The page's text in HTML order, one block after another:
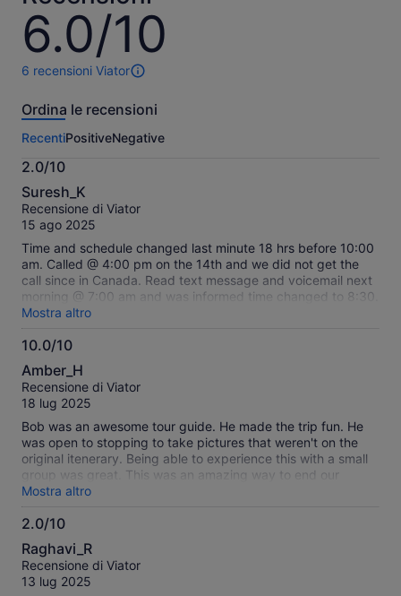
6.0/10
6.0
su
10
6 recensioni Viator
6
di
attività.
Maggiori
informazioni
sulle
nostre
recensioni
Ordina le recensioni
RecentiPositiveNegative
2.0/10
2.0
su
10
Suresh_K
Recensione di Viator
15 ago 2025
Time and schedule changed last minute 18 hrs before 10:00
am. Called @ 4:00 pm on the 14th and we did not get the
call since in Canada. Read text message and voicemail next
morning @ 7:00 am and was informed time changed to 8:30.
Very hard for us 4 senior age group to have breakfast to
take our meds. Showed up in a personal suv which was dirty
and had picked up a passenger in the front seat and we had
uncomfortable for a 7 hr tour since 1 of us has a hernia. The
passenger picked up had a very bad body odor and the
whole tour we had a nausea smell. Did not expect such a
nightmare experience from a reputable company like Viator
who we have used a lot on all our tours in Europe and USA.
Probably will not use Viator again if this is not addressed
properly.
Mostra altro
10.0/10
10.0
su
10
Amber_H
Recensione di Viator
18 lug 2025
Bob was an awesome tour guide. He made the trip fun. He
was open to stopping to take pictures that weren't on the
original itenerary. Being able to experience this with a small
group was great. This was an amazing way to end our
Washington vacation.
Mostra altro
2.0/10
2.0
su
10
Raghavi_R
Recensione di Viator
13 lug 2025